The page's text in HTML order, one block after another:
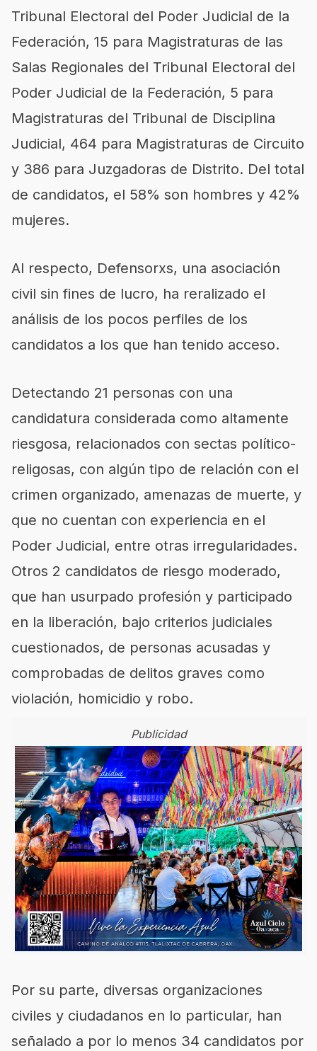
Tribunal Electoral del Poder Judicial de la
Federación, 15 para Magistraturas de las
Salas Regionales del Tribunal Electoral del
Poder Judicial de la Federación, 5 para
Magistraturas del Tribunal de Disciplina
Judicial, 464 para Magistraturas de Circuito
y 386 para Juzgadoras de Distrito. Del total
de candidatos, el 58% son hombres y 42%
mujeres.
Al respecto, Defensorxs, una asociación
civil sin fines de lucro, ha reralizado el
análisis de los pocos perfiles de los
candidatos a los que han tenido acceso.
Detectando 21 personas con una
candidatura considerada como altamente
riesgosa, relacionados con sectas político-
religosas, con algún tipo de relación con el
crimen organizado, amenazas de muerte, y
que no cuentan con experiencia en el
Poder Judicial, entre otras irregularidades.
Otros 2 candidatos de riesgo moderado,
que han usurpado profesión y participado
en la liberación, bajo criterios judiciales
cuestionados, de personas acusadas y
comprobadas de delitos graves como
violación, homicidio y robo.
Publicidad
Por su parte, diversas organizaciones
civiles y ciudadanos en lo particular, han
señalado a por lo menos 34 candidatos por